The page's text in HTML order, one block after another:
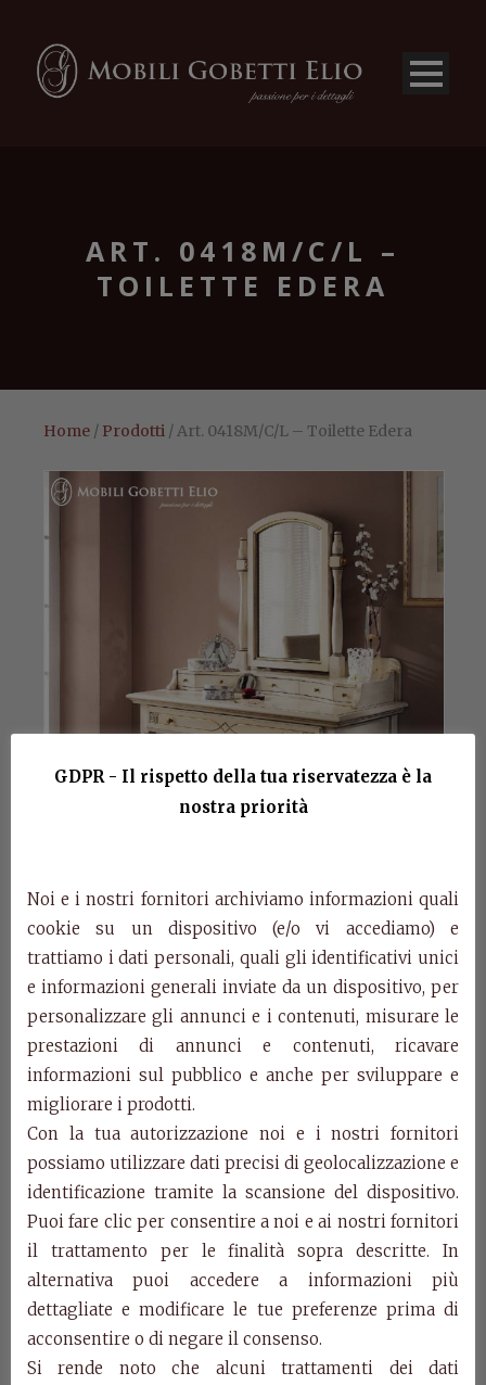
ART. 0418M/C/L –
TOILETTE EDERA
Home / Prodotti / Art. 0418M/C/L – Toilette Edera
Art. 0418M/C/L –
Toilette Edera
Art. 0418M/C/L
Toilette
cm l. 100 p. 50 h. 160
Categorie:Collezione Edera,Prodotti
Prodotti della stessa categoria
GDPR - Il rispetto della tua riservatezza è la
nostra priorità
Noi e i nostri fornitori archiviamo informazioni quali
cookie su un dispositivo (e/o vi accediamo) e
trattiamo i dati personali, quali gli identificativi unici
e informazioni generali inviate da un dispositivo, per
personalizzare gli annunci e i contenuti, misurare le
prestazioni di annunci e contenuti, ricavare
informazioni sul pubblico e anche per sviluppare e
migliorare i prodotti.
Con la tua autorizzazione noi e i nostri fornitori
possiamo utilizzare dati precisi di geolocalizzazione e
identificazione tramite la scansione del dispositivo.
Puoi fare clic per consentire a noi e ai nostri fornitori
il trattamento per le finalità sopra descritte. In
alternativa puoi accedere a informazioni più
dettagliate e modificare le tue preferenze prima di
acconsentire o di negare il consenso.
Si rende noto che alcuni trattamenti dei dati